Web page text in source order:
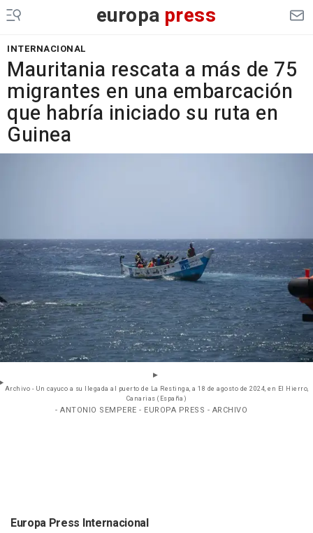
europa press
INTERNACIONAL
Mauritania rescata a más de 75
migrantes en una embarcación
que habría iniciado su ruta en
Guinea
Archivo - Un cayuco a su llegada al puerto de La Restinga, a 18 de agosto de 2024, en El Hierro,
Canarias (España)
- ANTONIO SEMPERE - EUROPA PRESS - ARCHIVO
Europa Press Internacional